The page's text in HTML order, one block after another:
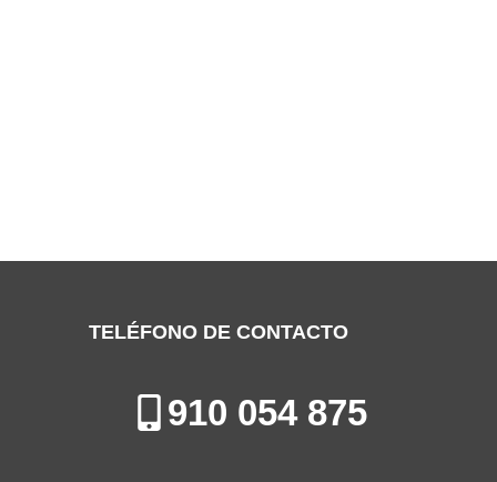
TELÉFONO DE CONTACTO
910 054 875